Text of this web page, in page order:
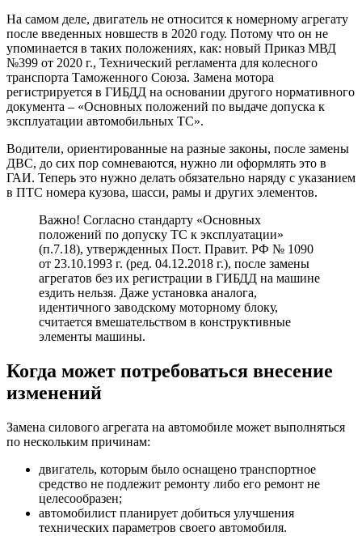
На самом деле, двигатель не относится к номерному агрегату
после введенных новшеств в 2020 году. Потому что он не
упоминается в таких положениях, как: новый Приказ МВД
№399 от 2020 г., Технический регламента для колесного
транспорта Таможенного Союза. Замена мотора
регистрируется в ГИБДД на основании другого нормативного
документа – «Основных положений по выдаче допуска к
эксплуатации автомобильных ТС».
Водители, ориентированные на разные законы, после замены
ДВС, до сих пор сомневаются, нужно ли оформлять это в
ГАИ. Теперь это нужно делать обязательно наряду с указанием
в ПТС номера кузова, шасси, рамы и других элементов.
Важно! Согласно стандарту «Основных
положений по допуску ТС к эксплуатации»
(п.7.18), утвержденных Пост. Правит. РФ № 1090
от 23.10.1993 г. (ред. 04.12.2018 г.), после замены
агрегатов без их регистрации в ГИБДД на машине
ездить нельзя. Даже установка аналога,
идентичного заводскому моторному блоку,
считается вмешательством в конструктивные
элементы машины.
Когда может потребоваться внесение
изменений
Замена силового агрегата на автомобиле может выполняться
по нескольким причинам:
двигатель, которым было оснащено транспортное
средство не подлежит ремонту либо его ремонт не
целесообразен;
автомобилист планирует добиться улучшения
технических параметров своего автомобиля.